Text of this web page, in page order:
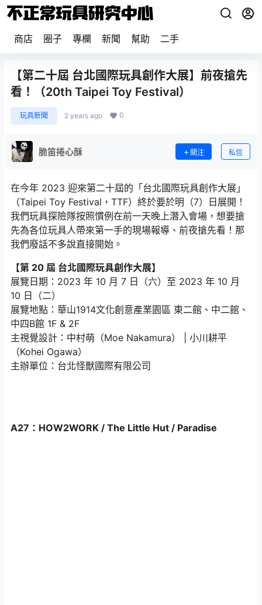
商店 圈子 專欄 新聞 幫助 二手
【第二十屆 台北國際玩具創作大展】前夜搶先
看！（20th Taipei Toy Festival）
玩具新聞 2 years ago 0
脆笛捲心酥 關注 私信
在今年 2023 迎來第二十屆的「台北國際玩具創作大展」
（Taipei Toy Festival，TTF）終於要於明（7）日展開！
我們玩具探險隊按照慣例在前一天晚上潛入會場，想要搶
先為各位玩具人帶來第一手的現場報導、前夜搶先看！那
我們廢話不多說直接開始。
【第 20 屆 台北國際玩具創作大展】
展覽日期：2023 年 10 月 7 日（六）至 2023 年 10 月
10 日（二）
展覽地點：華山1914文化創意產業園區 東二館、中二館、
中四B館 1F & 2F
主視覺設計：中村萌（Moe Nakamura） | 小川耕平
（Kohei Ogawa）
主辦單位：台北怪獸國際有限公司
A27：HOW2WORK / The Little Hut / Paradise